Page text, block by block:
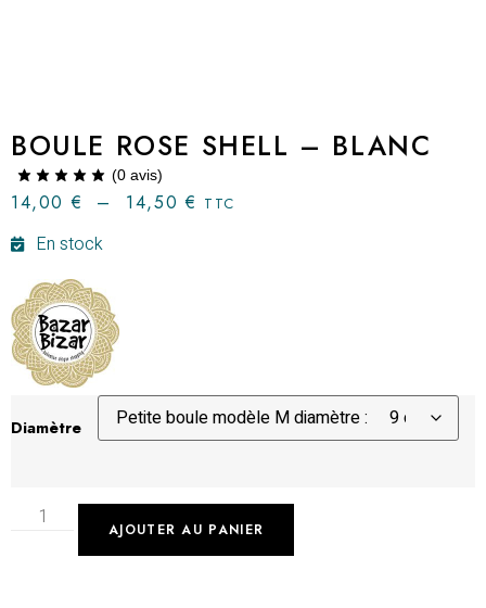
BOULE ROSE SHELL – BLANC
(0 avis)
14,00€ – 14,50€ TTC
En stock
Diamètre
AJOUTER AU PANIER